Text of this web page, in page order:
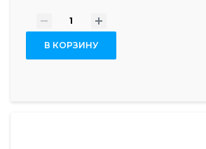
- +
В КОРЗИНУ